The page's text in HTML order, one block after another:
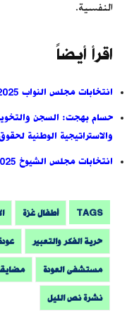
النفسية.
اقرأ أيضاً
انتخابات مجلس النواب 2025.. تغطية مفتوحة
حسام بهجت: السجن
والاستراتيجية الوطنية
انتخابات مجلس الشيوخ 2025.. تغطية مفتوحة
TAGS أطفال غزة
حرية الفكر والتعبير
مستشفى العودة
نشرة نص الليل